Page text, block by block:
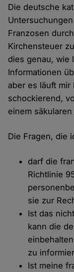
Die deutsche
Franzosen
Kirchensteuer
dies genau, wie
Informationen
aber es läuft mir
schockierend,
einem
Die Fragen, die
darf die
Richtlinie
sie zur
Ist das
kann die
zu
Ist meine